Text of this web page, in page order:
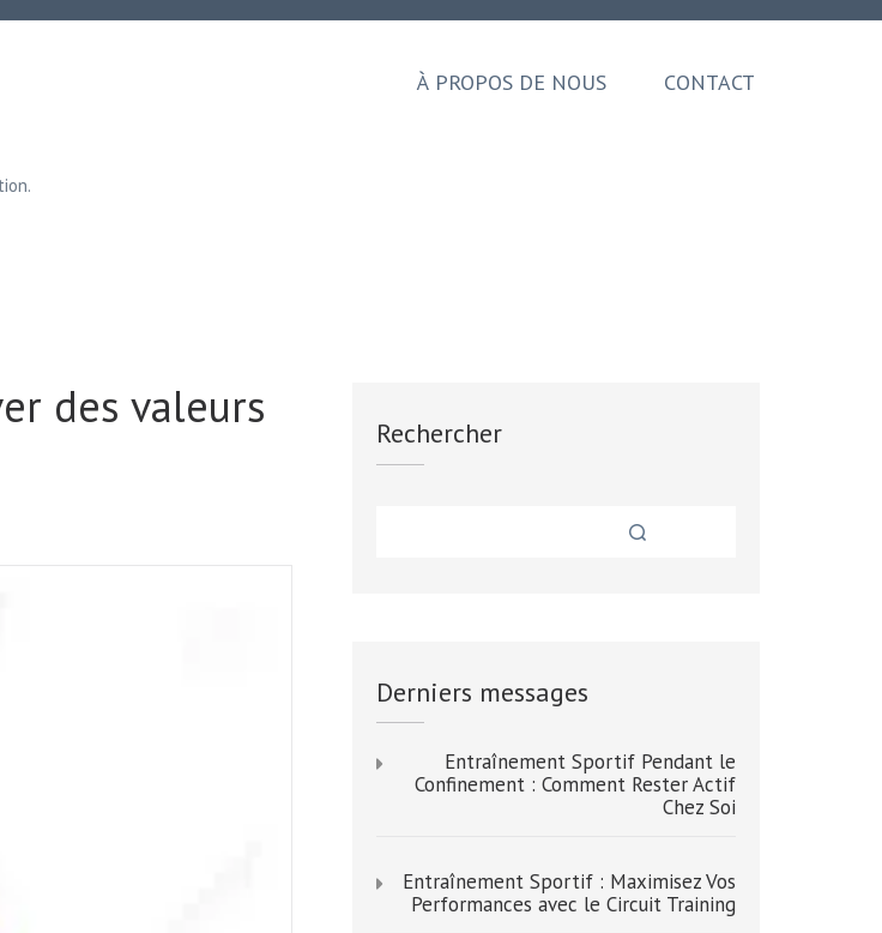
À PROPOS DE NOUS CONTACT
des valeurs
Rechercher
Derniers messages
Entraînement Sportif Pendant le
Confinement : Comment Rester Actif
Chez Soi
Entraînement Sportif : Maximisez Vos
Performances avec le Circuit Training